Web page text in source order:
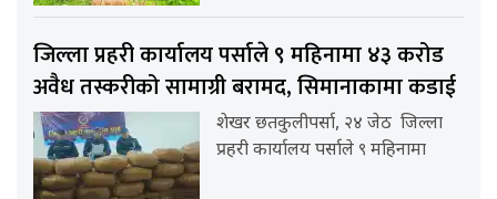
जिल्ला प्रहरी कार्यालय पर्साले ९ महिनामा ४३ करोड
अवैध तस्करीको सामाग्री बरामद, सिमानाकामा कडाई
शेखर छतकुलीपर्सा, २४ जेठ जिल्ला
प्रहरी कार्यालय पर्साले ९ महिनामा